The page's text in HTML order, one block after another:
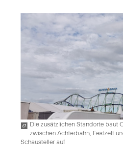
Die zusätzlichen Standorte baut
zwischen Achterbahn, Festzelt
Schausteller auf